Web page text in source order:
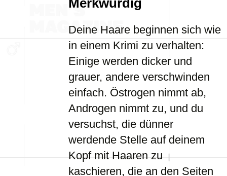
Merkwürdig
Deine Haare beginnen sich wie
in einem Krimi zu verhalten:
Einige werden dicker und
grauer, andere verschwinden
einfach. Östrogen nimmt ab,
Androgen nimmt zu, und du
versuchst, die dünner
werdende Stelle auf deinem
Kopf mit Haaren zu
kaschieren, die an den Seiten